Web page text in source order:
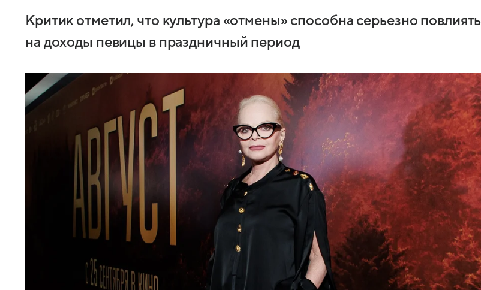
Критик отметил, что культура «отмены» способна серьезно повлиять
на доходы певицы в праздничный период